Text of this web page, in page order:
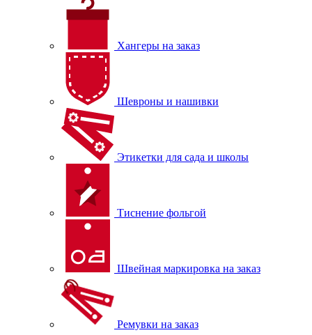
Хангеры на заказ
Шевроны и нашивки
Этикетки для сада и школы
Тиснение фольгой
Швейная маркировка на заказ
Ремувки на заказ